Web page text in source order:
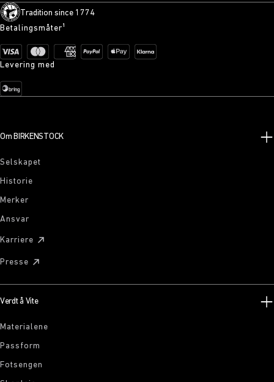
Tradition since 1774
Betalingsmåter¹
Levering med
Om BIRKENSTOCK
Selskapet
Historie
Merker
Ansvar
Karriere
Presse
Verdt å Vite
Materialene
Passform
Fotsengen